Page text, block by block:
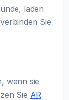
laden
Sie
wenn sie
Sie AR